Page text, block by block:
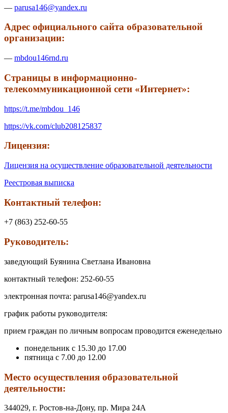
— parusa146@yandex.ru
Адрес официального сайта образовательной
организации:
— mbdou146rnd.ru
Страницы в информационно-
телекоммуникационной сети «Интернет»:
https://t.me/mbdou_146
https://vk.com/club208125837
Лицензия:
Лицензия на осуществление образовательной деятельности
Реестровая выписка
Контактный телефон:
+7 (863) 252-60-55
Руководитель:
заведующий Буянина Светлана Ивановна
контактный телефон: 252-60-55
электронная почта: parusa146@yandex.ru
график работы руководителя:
прием граждан по личным вопросам проводится еженедельно
понедельник с 15.30 до 17.00
пятница с 7.00 до 12.00
Место осуществления образовательной
деятельности:
344029, г. Ростов-на-Дону, пр. Мира 24А